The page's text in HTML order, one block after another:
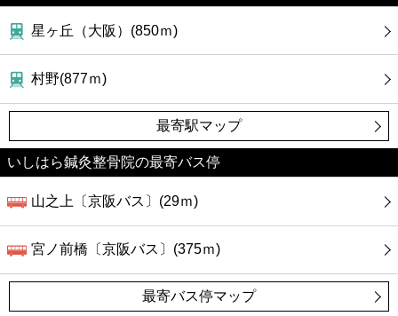
星ヶ丘（大阪）(850ｍ)
村野(877ｍ)
最寄駅マップ
いしはら鍼灸整骨院の最寄バス停
山之上〔京阪バス〕(29ｍ)
宮ノ前橋〔京阪バス〕(375ｍ)
最寄バス停マップ